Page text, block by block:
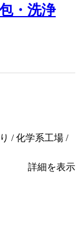
・洗浄
/ 化学系工場 /
詳細を表示